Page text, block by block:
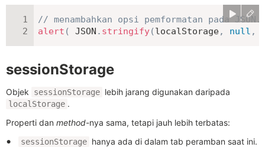
// menambahkan opsi pemformatan pada
alert ( JSON . stringify(localStorage, null ,
sessionStorage
Objek sessionStorage lebih jarang digunakan daripada
localStorage .
Properti dan method-nya sama, tetapi jauh lebih terbatas:
sessionStorage hanya ada di dalam tab peramban saat ini.